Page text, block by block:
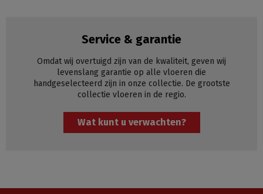
Service & garantie
Omdat wij overtuigd zijn van de kwaliteit, geven wij
levenslang garantie op alle vloeren die
handgeselecteerd zijn in onze collectie. De grootste
collectie vloeren in de regio.
Wat kunt u verwachten?